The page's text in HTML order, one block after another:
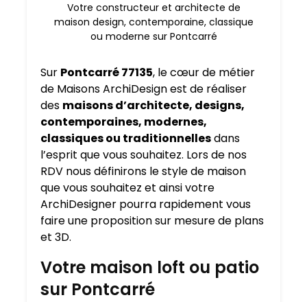
Votre constructeur et architecte de
maison design, contemporaine, classique
ou moderne sur Pontcarré
Sur Pontcarré 77135, le cœur de métier
de Maisons ArchiDesign est de réaliser
des maisons d’architecte, designs,
contemporaines, modernes,
classiques ou traditionnellesdans
l’esprit que vous souhaitez. Lors de nos
RDV nous définirons le style de maison
que vous souhaitez et ainsi votre
ArchiDesigner pourra rapidement vous
faire une proposition sur mesure de plans
et 3D.
Votre maison loft ou patio
sur Pontcarré